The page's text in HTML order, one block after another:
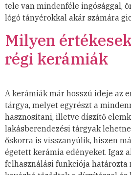
tele van mindenféle ingósággal,
lógó tányérokkal akár számára
Milyen
régi kerámiák
A kerámiák már hosszú ideje az
tárgya, melyet egyrészt a
hasznosítani, illetve díszítő
lakásberendezési tárgyak
őskorra is visszanyúlik, hiszen
égetett kerámia edényeket. Igaz
felhasználási funkciója határozta